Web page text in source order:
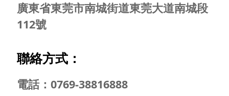
廣東省東莞市南城街道東莞大道南城段
112號
聯絡方式：
電話：0769-38816888